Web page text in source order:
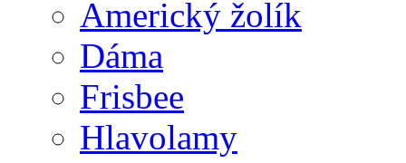
Americký žolík
Dáma
Frisbee
Hlavolamy